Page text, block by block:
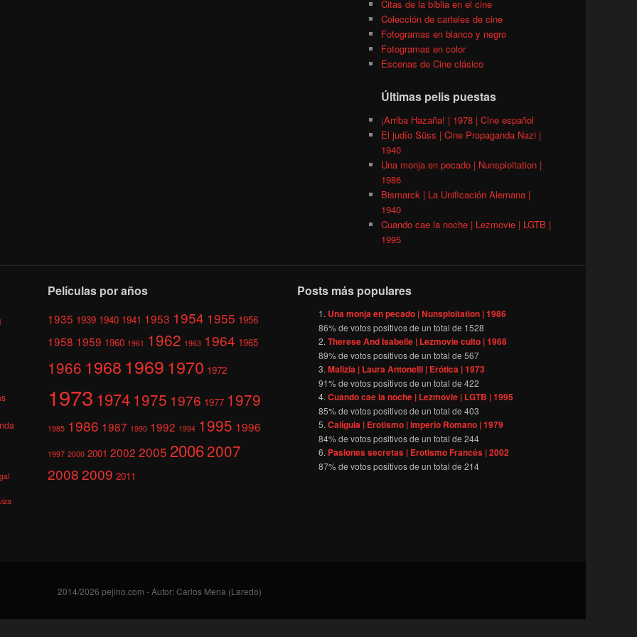
Citas de la biblia en el cine
Colección de carteles de cine
Fotogramas en blanco y negro
Fotogramas en color
Escenas de Cine clásico
Últimas pelis puestas
¡Arriba Hazaña! | 1978 | Cine español
El judío Süss | Cine Propaganda Nazi |
1940
Una monja en pecado | Nunsploitation |
1986
Bismarck | La Unificación Alemana |
1940
Cuando cae la noche | Lezmovie | LGTB |
1995
Películas por años
1935 1939 1940 1941 1953 1954 1955 1956
1958 1959 1960 1961 1962 1963 1964 1965
1966 1968 1969 1970 1972
1973 1974 1975 1976 1977 1979
1985 1986 1987 1990 1992 1994 1995 1996
1997 2000 2001 2002 2005 20062007
20082009 2011
Posts más populares
Una monja en pecado | Nunsploitation | 1986
86% de votos positivos de un total de 1528
Therese And Isabelle | Lezmovie culto | 1968
89% de votos positivos de un total de567
Malizia | Laura Antonelli | Erótica | 1973
91% de votos positivos de un total de422
Cuando cae la noche | Lezmovie | LGTB | 1995
85% de votos positivos de un total de403
Calígula | Erotismo | Imperio Romano | 1979
84% de votos positivos de un total de244
Pasiones secretas | Erotismo Francés | 2002
87% de votos positivos de un total de214
2014/2026 pejino.com - Autor: Carlos Mena (Laredo)